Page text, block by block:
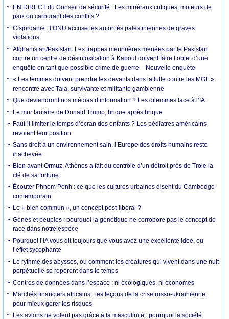
EN DIRECT du Conseil de sécurité | Les minéraux critiques, moteurs de
paix ou carburant des conflits ?
Cisjordanie : l’ONU accuse les autorités palestiniennes de graves
violations
Afghanistan/Pakistan. Les frappes meurtrières menées par le Pakistan
contre un centre de désintoxication à Kaboul doivent faire l’objet d’une
enquête en tant que possible crime de guerre – Nouvelle enquête
« Les femmes doivent prendre les devants dans la lutte contre les MGF » :
rencontre avec Tala, survivante et militante gambienne
Que deviendront nos médias d’information ? Les dilemmes face à l’IA
Le mur tarifaire de Donald Trump, brique après brique
Faut-il limiter le temps d’écran des enfants ? Les pédiatres américains
revoient leur position
Sans droit à un environnement sain, l’Europe des droits humains reste
inachevée
Bien avant Ormuz, Athènes a fait du contrôle d’un détroit près de Troie la
clé de sa fortune
Écouter Phnom Penh : ce que les cultures urbaines disent du Cambodge
contemporain
Le « bien commun », un concept post-libéral ?
Gènes et peuples : pourquoi la génétique ne corrobore pas le concept de
race dans notre espèce
Pourquoi l’IA vous dit toujours que vous avez une excellente idée, ou
l’effet sycophante
Le rythme des abysses, ou comment les créatures qui vivent dans une nuit
perpétuelle se repèrent dans le temps
Centres de données dans l’espace : ni écologiques, ni économes
Marchés financiers africains : les leçons de la crise russo-ukrainienne
pour mieux gérer les risques
Les avions ne volent pas grâce à la masculinité : pourquoi la société